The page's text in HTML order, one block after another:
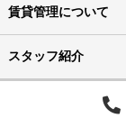
賃貸管理について
スタッフ紹介